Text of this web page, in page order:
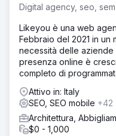
Digital agency, seo,
Likeyou è una web
Febbraio del 2021 in un
necessità delle
presenza online è
completo di
Attivo in: Italy
SEO, SEO mobile +42
Architettura,
$0 - 1,000